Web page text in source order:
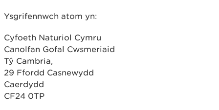
Ysgrifennwch atom yn:
Cyfoeth Naturiol Cymru
Canolfan Gofal Cwsmeriaid
Tŷ Cambria,
29 Ffordd Casnewydd
Caerdydd
CF24 0TP